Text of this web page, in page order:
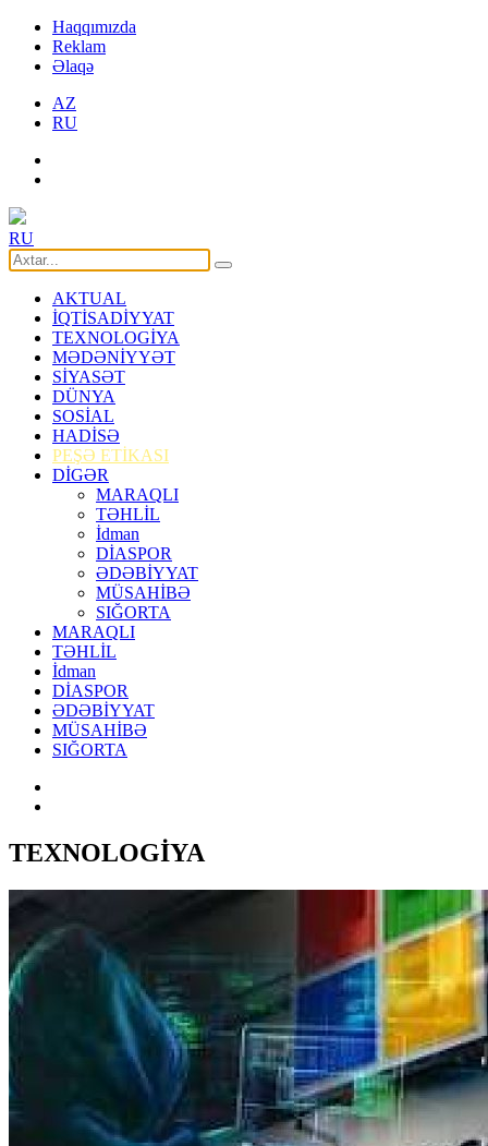
Haqqımızda
Reklam
Əlaqə
AZ
RU
RU
AKTUAL
İQTİSADİYYAT
TEXNOLOGİYA
MƏDƏNİYYƏT
SİYASƏT
DÜNYA
SOSİAL
HADİSƏ
PEŞƏ ETİKASI
DİGƏR
MARAQLI
TƏHLİL
İdman
DİASPOR
ƏDƏBİYYAT
MÜSAHİBƏ
SIĞORTA
MARAQLI
TƏHLİL
İdman
DİASPOR
ƏDƏBİYYAT
MÜSAHİBƏ
SIĞORTA
TEXNOLOGİYA